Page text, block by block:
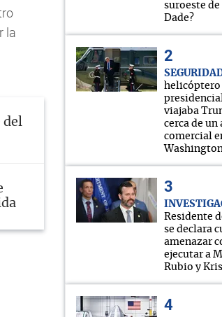
la
suroeste
Dade?
helicóptero
viajaba
cerca de un
comercial
Residente
se declara
amenazar
ejecutar a
Rubio y